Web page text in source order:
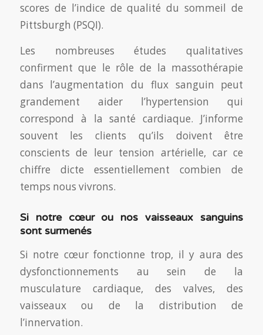
scores de l’indice de qualité du sommeil de
Pittsburgh (PSQI).
Les nombreuses études qualitatives
confirment que le rôle de la massothérapie
dans l’augmentation du flux sanguin peut
grandement aider l’hypertension qui
correspond à la santé cardiaque. J’informe
souvent les clients qu’ils doivent être
conscients de leur tension artérielle, car ce
chiffre dicte essentiellement combien de
temps nous vivrons.
Si notre cœur ou nos vaisseaux sanguins
sont surmenés
Si notre cœur fonctionne trop, il y aura des
dysfonctionnements au sein de la
musculature cardiaque, des valves, des
vaisseaux ou de la distribution de
l’innervation.